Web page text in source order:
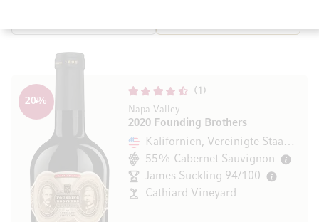
1
Napa Valley
2020 Founding Brothers
20%
Kalifornien, Vereinigte Staaten
55% Cabernet Sauvignon
James Suckling 94/100
Cathiard Vineyard